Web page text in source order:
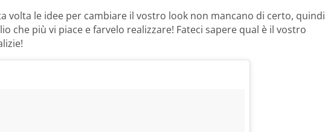
volta le idee per cambiare il vostro look non mancano di certo, quindi
che più vi piace e farvelo realizzare! Fateci sapere qual è il vostro